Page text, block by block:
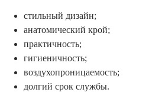
стильный дизайн;
анатомический крой;
практичность;
гигиеничность;
воздухопроницаемость;
долгий срок службы.